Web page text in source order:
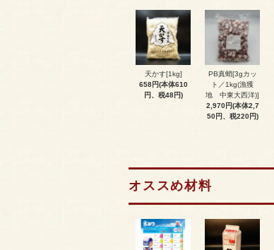
天かす[1kg]
658円(本体610
円、税48円)
PB真蛸[3gカッ
ト／1kg(漁獲
地 中東大西洋)]
2,970円(本体2,7
50円、税220円)
オススめ材料